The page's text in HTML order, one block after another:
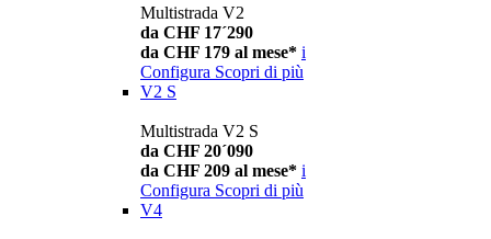
Multistrada V2
da CHF 17´290
da CHF 179 al mese* i
Configura Scopri di più
V2 S
Multistrada V2 S
da CHF 20´090
da CHF 209 al mese* i
Configura Scopri di più
V4